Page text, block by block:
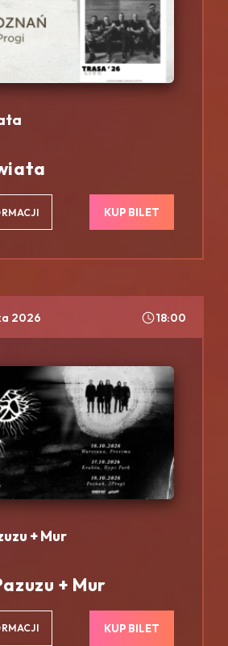
KUP BILET
2026 18:00
+ Mur
+ Mur
KUP BILET